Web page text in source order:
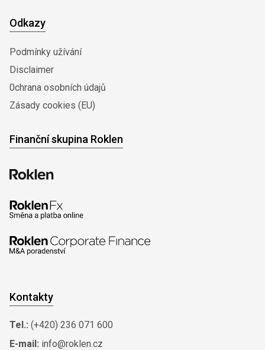
Odkazy
Podmínky užívání
Disclaimer
0chrana osobních údajů
Zásady cookies (EU)
Finanční skupina Roklen
Kontakty
Tel.: (+420) 236 071 600
E-mail: info@roklen.cz